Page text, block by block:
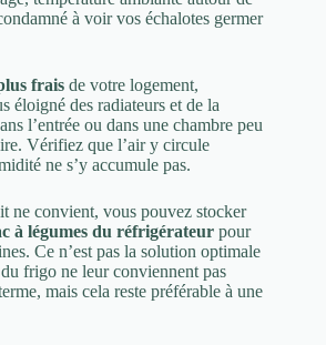
à voir vos échalotes germer
frais de votre logement,
éloigné des radiateurs et de la
l’entrée ou dans une chambre peu
Vérifiez que l’air y circule
ne s’y accumule pas.
ne convient, vous pouvez stocker
à légumes du réfrigérateur pour
Ce n’est pas la solution optimale
frigo ne leur conviennent pas
mais cela reste préférable à une